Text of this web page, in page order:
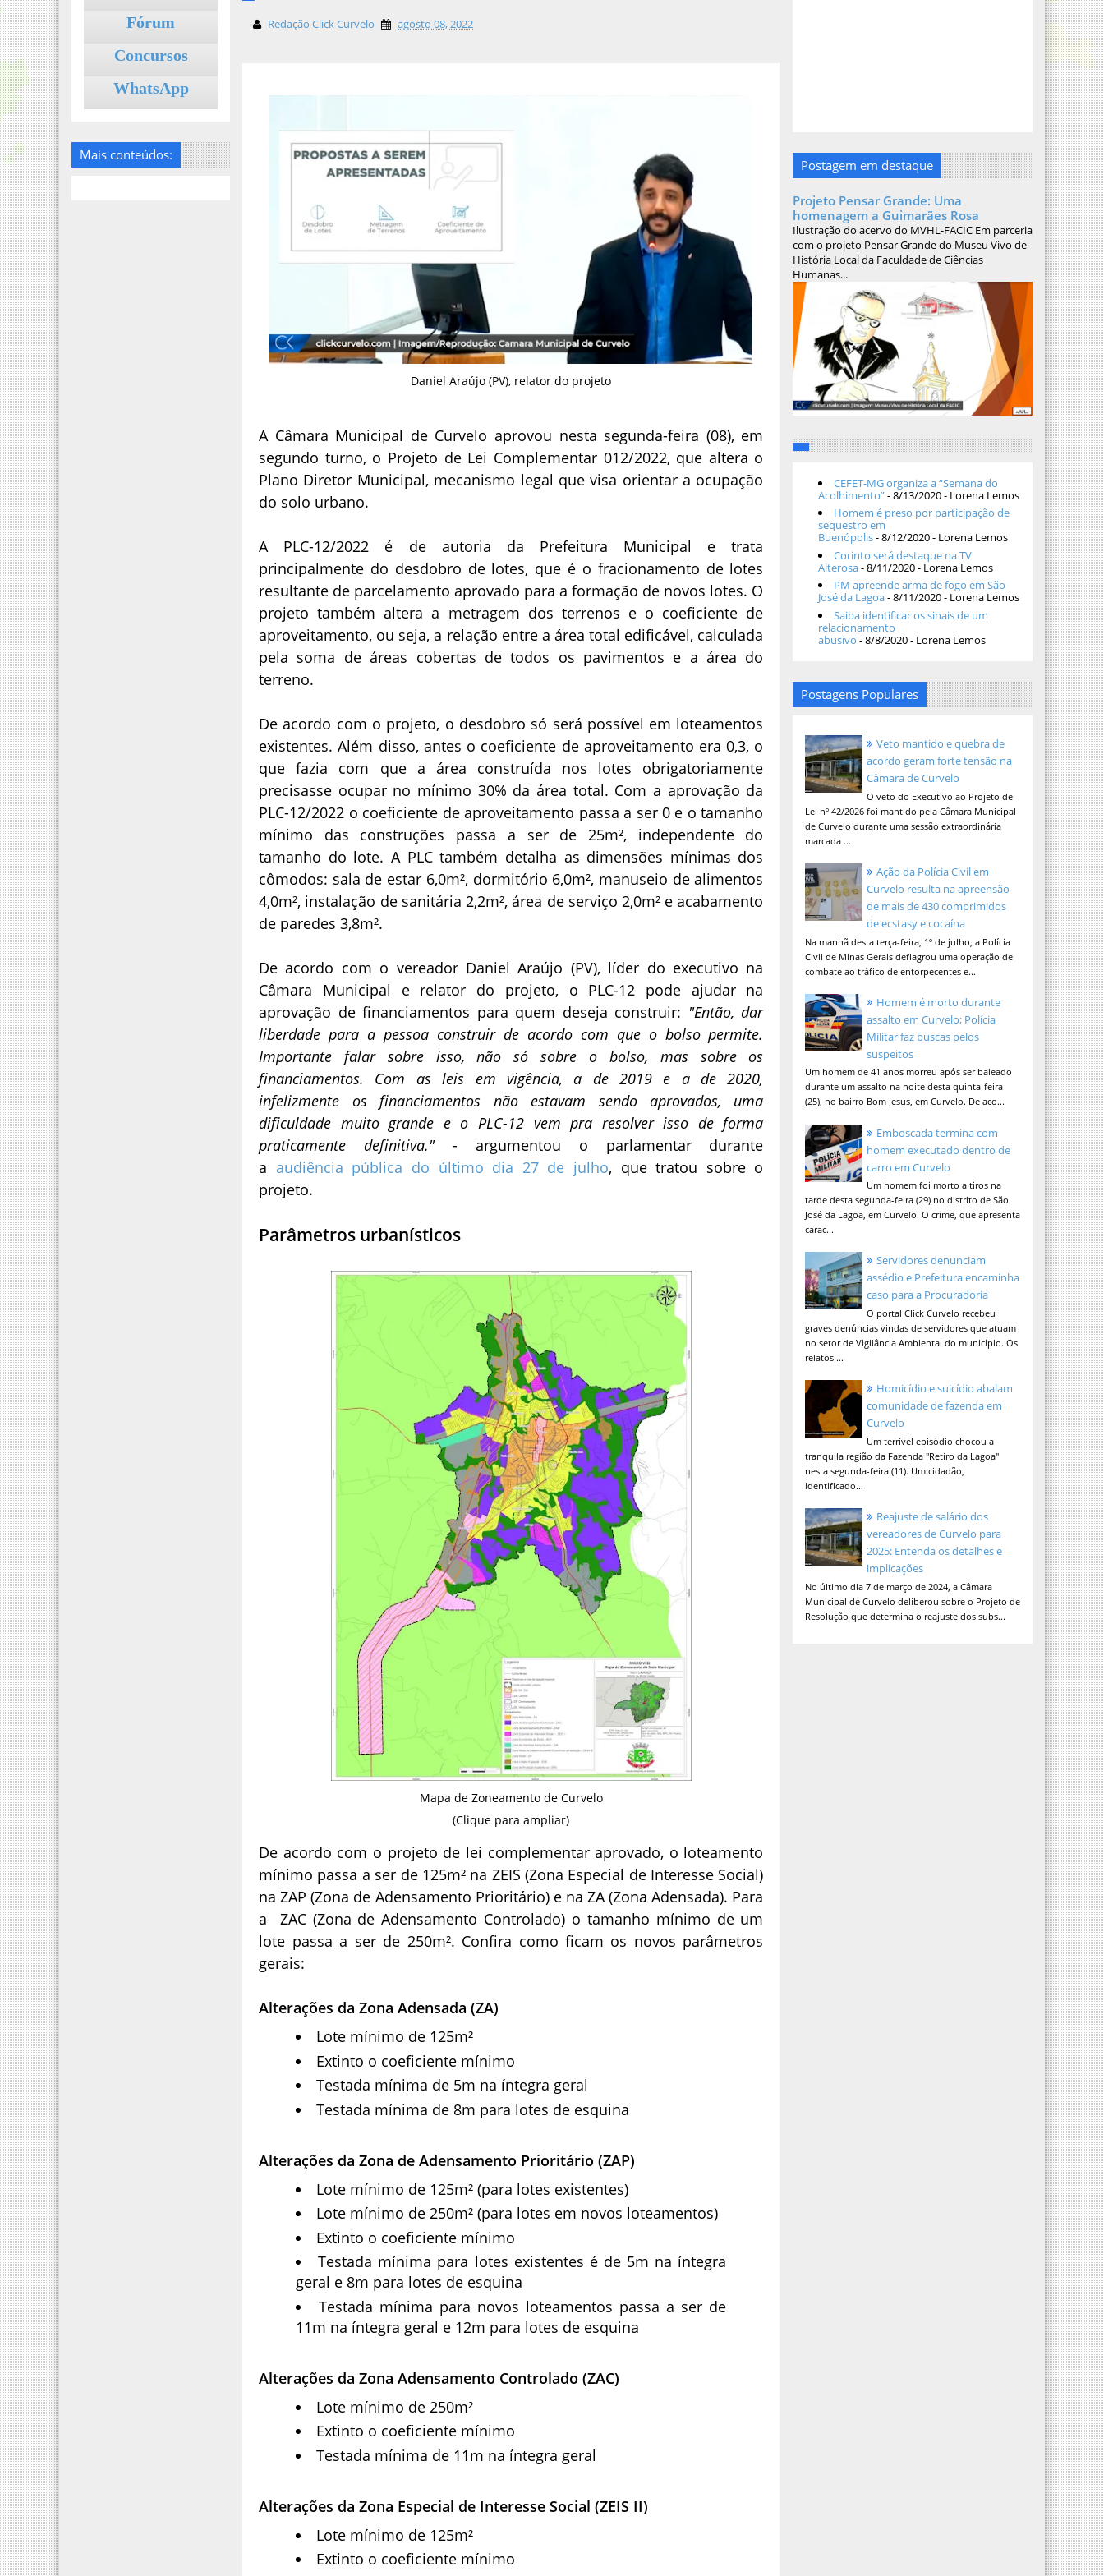
Fórum
Concursos
WhatsApp
Mais conteúdos:
Redação Click Curvelo agosto 08, 2022
Daniel Araújo (PV), relator do projeto
A Câmara Municipal de Curvelo aprovou nesta segunda-feira (08), em
segundo turno, o Projeto de Lei Complementar 012/2022, que altera o
Plano Diretor Municipal, mecanismo legal que visa orientar a ocupação
do solo urbano.
A PLC-12/2022 é de autoria da Prefeitura Municipal e trata
principalmente do desdobro de lotes, que é o fracionamento de lotes
resultante de parcelamento aprovado para a formação de novos lotes. O
projeto também altera a metragem dos terrenos e o coeficiente de
aproveitamento, ou seja, a relação entre a área total edificável, calculada
pela soma de áreas cobertas de todos os pavimentos e a área do
terreno.
De acordo com o projeto, o desdobro só será possível em loteamentos
existentes. Além disso, antes o coeficiente de aproveitamento era 0,3, o
que fazia com que a área construída nos lotes obrigatoriamente
precisasse ocupar no mínimo 30% da área total. Com a aprovação da
PLC-12/2022 o coeficiente de aproveitamento passa a ser 0 e o tamanho
mínimo das construções passa a ser de 25m², independente do
tamanho do lote. A PLC também detalha as dimensões mínimas dos
cômodos: sala de estar 6,0m², dormitório 6,0m², manuseio de alimentos
4,0m², instalação de sanitária 2,2m², área de serviço 2,0m² e acabamento
de paredes 3,8m².
De acordo com o vereador Daniel Araújo (PV), líder do executivo na
Câmara Municipal e relator do projeto, o PLC-12 pode ajudar na
aprovação de financiamentos para quem deseja construir: "Então, dar
liberdade para a pessoa construir de acordo com que o bolso permite.
Importante falar sobre isso, não só sobre o bolso, mas sobre os
financiamentos. Com as leis em vigência, a de 2019 e a de 2020,
infelizmente os financiamentos não estavam sendo aprovados, uma
dificuldade muito grande e o PLC-12 vem pra resolver isso de forma
praticamente definitiva." - argumentou o parlamentar durante
a audiência pública do último dia 27 de julho, que tratou sobre o
projeto.
Parâmetros urbanísticos
Mapa de Zoneamento de Curvelo
(Clique para ampliar)
De acordo com o projeto de lei complementar aprovado, o loteamento
mínimo passa a ser de 125m² na ZEIS (Zona Especial de Interesse Social)
na ZAP (Zona de Adensamento Prioritário) e na ZA (Zona Adensada). Para
a ZAC (Zona de Adensamento Controlado) o tamanho mínimo de um
lote passa a ser de 250m². Confira como ficam os novos parâmetros
gerais:
Alterações da Zona Adensada (ZA)
Lote mínimo de 125m²
Extinto o coeficiente mínimo
Testada mínima de 5m na íntegra geral
Testada mínima de 8m para lotes de esquina
Alterações da Zona de Adensamento Prioritário (ZAP)
Lote mínimo de 125m² (para lotes existentes)
Lote mínimo de 250m² (para lotes em novos loteamentos)
Extinto o coeficiente mínimo
Testada mínima para lotes existentes é de 5m na íntegra
geral e 8m para lotes de esquina
Testada mínima para novos loteamentos passa a ser de
11m na íntegra geral e 12m para lotes de esquina
Alterações da Zona Adensamento Controlado (ZAC)
Lote mínimo de 250m²
Extinto o coeficiente mínimo
Testada mínima de 11m na íntegra geral
Alterações da Zona Especial de Interesse Social (ZEIS II)
Lote mínimo de 125m²
Extinto o coeficiente mínimo
Postagem em destaque
Projeto Pensar Grande: Uma
homenagem a Guimarães Rosa
Ilustração do acervo do MVHL-FACIC Em parceria
com o projeto Pensar Grande do Museu Vivo de
História Local da Faculdade de Ciências
Humanas...
CEFET-MG organiza a “Semana do
Acolhimento”- 8/13/2020- Lorena Lemos
Homem é preso por participação de
sequestro em
Buenópolis- 8/12/2020- Lorena Lemos
Corinto será destaque na TV
Alterosa- 8/11/2020- Lorena Lemos
PM apreende arma de fogo em São
José da Lagoa- 8/11/2020- Lorena Lemos
Saiba identificar os sinais de um
relacionamento
abusivo - 8/8/2020- Lorena Lemos
Postagens Populares
Veto mantido e quebra de
acordo geram forte tensão na
Câmara de Curvelo
O veto do Executivo ao Projeto de
Lei nº 42/2026 foi mantido pela Câmara Municipal
de Curvelo durante uma sessão extraordinária
marcada ...
Ação da Polícia Civil em
Curvelo resulta na apreensão
de mais de 430 comprimidos
de ecstasy e cocaína
Na manhã desta terça-feira, 1º de julho, a Polícia
Civil de Minas Gerais deflagrou uma operação de
combate ao tráfico de entorpecentes e...
Homem é morto durante
assalto em Curvelo; Polícia
Militar faz buscas pelos
suspeitos
Um homem de 41 anos morreu após ser baleado
durante um assalto na noite desta quinta-feira
(25), no bairro Bom Jesus, em Curvelo. De aco...
Emboscada termina com
homem executado dentro de
carro em Curvelo
Um homem foi morto a tiros na
tarde desta segunda-feira (29) no distrito de São
José da Lagoa, em Curvelo. O crime, que apresenta
carac...
Servidores denunciam
assédio e Prefeitura encaminha
caso para a Procuradoria
O portal Click Curvelo recebeu
graves denúncias vindas de servidores que atuam
no setor de Vigilância Ambiental do município. Os
relatos ...
Homicídio e suicídio abalam
comunidade de fazenda em
Curvelo
Um terrível episódio chocou a
tranquila região da Fazenda "Retiro da Lagoa"
nesta segunda-feira (11). Um cidadão,
identificado...
Reajuste de salário dos
vereadores de Curvelo para
2025: Entenda os detalhes e
implicações
No último dia 7 de março de 2024, a Câmara
Municipal de Curvelo deliberou sobre o Projeto de
Resolução que determina o reajuste dos subs...